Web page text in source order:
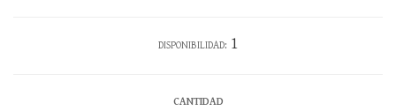
DISPONIBILIDAD: 1
CANTIDAD